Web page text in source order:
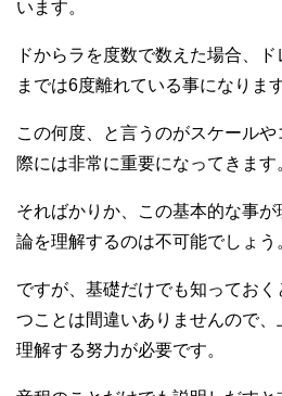
います。
ドからラを度数で数えた場合、
までは6度離れている事になります
この何度、と言うのがスケール
際には非常に重要になってきます
そればかりか、この基本的な事
論を理解するのは不可能でしょう
ですが、基礎だけでも知ってお
つことは間違いありませんので
理解する努力が必要です。